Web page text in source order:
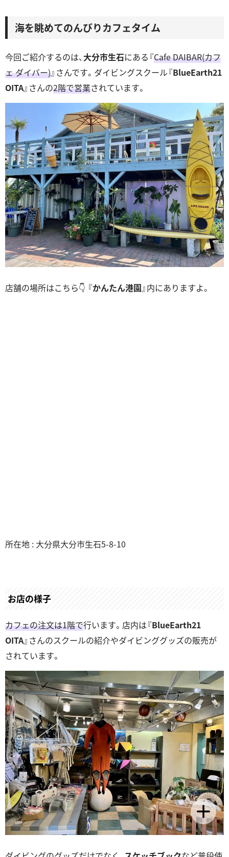
海を眺めてのんびりカフェタイム
今回ご紹介するのは、 大分市生石にある『Cafe DAIBAR(カフ
ェ ダイバー)』さんです。ダイビングスクール『BlueEarth21
OITA』さんの2階で営業されています。
店舗の場所はこちら👇 『かんたん港園』内にありますよ。
所在地 : 大分県大分市生石5-8-10
お店の様子
カフェの注文は1階で行います。店内は『BlueEarth21
OITA』さんのスクールの紹介やダイビンググッズの販売が
されています。